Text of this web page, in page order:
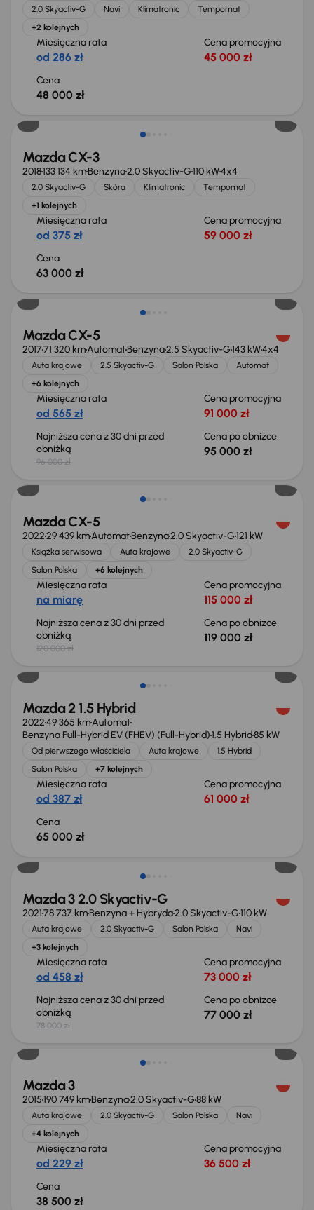
2.0 Skyactiv-G Navi Klimatronic
Tempomat
+2 kolejnych
Miesięczna rata
od 286 zł
Cena promocyjna
45 000 zł
Cena
48 000 zł
Mazda CX-3
2018133 134 kmBenzyna2.0 Skyactiv-G110 kW4x4
2.0 Skyactiv-G Skóra Klimatronic
Tempomat
+1 kolejnych
Miesięczna rata
od 375 zł
Cena promocyjna
59 000 zł
Cena
63 000 zł
Taniej o 1 000 zł
Mazda CX-5
201771 320 kmAutomatBenzyna2.5 Skyactiv-G143 kW4x4
Auta krajowe 2.5 Skyactiv-G Salon Polska
Automat
+6 kolejnych
Miesięczna rata
od 565 zł
Cena promocyjna
91 000 zł
Najniższa cena z 30 dni przed
obniżką
96 000 zł
Cena po obniżce
95 000 zł
Taniej o 1 000 zł
Mazda CX-5
202229 439 kmAutomatBenzyna2.0 Skyactiv-G121 kW
Książka serwisowa Auta krajowe
2.0 Skyactiv-G
Salon Polska
+6 kolejnych
Miesięczna rata
na miarę
Cena promocyjna
115 000 zł
Najniższa cena z 30 dni przed
obniżką
120 000 zł
Cena po obniżce
119 000 zł
Świeżo skupione
Mazda 2 1.5 Hybrid
202249 365 kmAutomat
Benzyna Full-Hybrid EV (FHEV) (Full-Hybrid)1.5 Hybrid85 kW
Od pierwszego właściciela Auta krajowe
1.5 Hybrid
Salon Polska
+7 kolejnych
Miesięczna rata
od 387 zł
Cena promocyjna
61 000 zł
Cena
65 000 zł
Taniej o 1 000 zł
Mazda 3 2.0 Skyactiv-G
202178 737 kmBenzyna + Hybryda2.0 Skyactiv-G110 kW
Auta krajowe 2.0 Skyactiv-G Salon Polska
Navi
+3 kolejnych
Miesięczna rata
od 458 zł
Cena promocyjna
73 000 zł
Najniższa cena z 30 dni przed
obniżką
78 000 zł
Cena po obniżce
77 000 zł
Mazda 3
2015190 749 kmBenzyna2.0 Skyactiv-G88 kW
Auta krajowe 2.0 Skyactiv-G Salon Polska
Navi
+4 kolejnych
Miesięczna rata
od 229 zł
Cena promocyjna
36 500 zł
Cena
38 500 zł